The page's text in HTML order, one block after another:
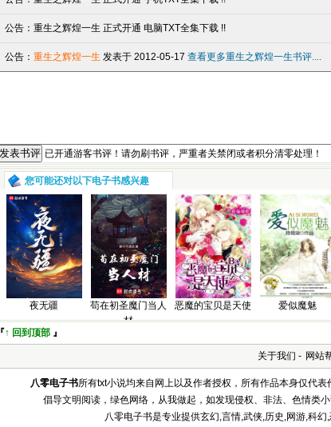
公告： 重生之辉煌一生 正式开通 电脑TXT全集下载 !!
公告： 重生之辉煌一生 发表于 2012-05-17 查看更多重生之辉煌一生书评....
已开通游客书评！请勿刷书评，严重者关禁闭或者积分清零处理！
您可能还对以下电子书感兴趣
夜无疆
苟在初圣魔门当人
材
恶魔的宝贝是天使 爱似魔魅
『↑ 回到顶部 』
关于我们 - 网站
八零电子书所有txt小说均来自网上以及作者授权，所有作品本身仅代
倡导文明阅读，绿色网络，从我做起，如发现侵权、非法、色情类
八零电子书是专业提供玄幻,言情,武侠,历史,网游,科